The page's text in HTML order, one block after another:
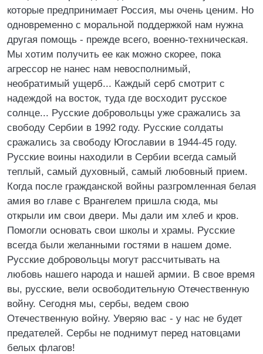
которые предпринимает Россия, мы очень ценим. Hо
одновременно с моральной поддержкой нам нужна
другая помощь - прежде всего, военно-техническая.
Мы хотим получить ее как можно скорее, пока
агрессор не нанес нам невосполнимый,
необратимый ущерб... Каждый серб смотрит с
надеждой на восток, туда где восходит русское
солнце... Русские добровольцы уже сражались за
свободу Сербии в 1992 году. Русские солдаты
сражались за свободу Югославии в 1944-45 году.
Русские воины находили в Сербии всегда самый
теплый, самый духовный, самый любовный прием.
Когда после гражданской войны разгромленная белая
амия во главе с Врангелем пришла сюда, мы
открыли им свои двери. Мы дали им хлеб и кров.
Помогли основать свои школы и храмы. Русские
всегда были желанными гостями в нашем доме.
Русские добровольцы могут рассчитывать на
любовь нашего народа и нашей армии. В свое время
вы, русские, вели освободительную Отечественную
войну. Сегодня мы, сербы, ведем свою
Отечественную войну. Уверяю вас - у нас не будет
предателей. Сербы не поднимут перед натовцами
белых флагов!